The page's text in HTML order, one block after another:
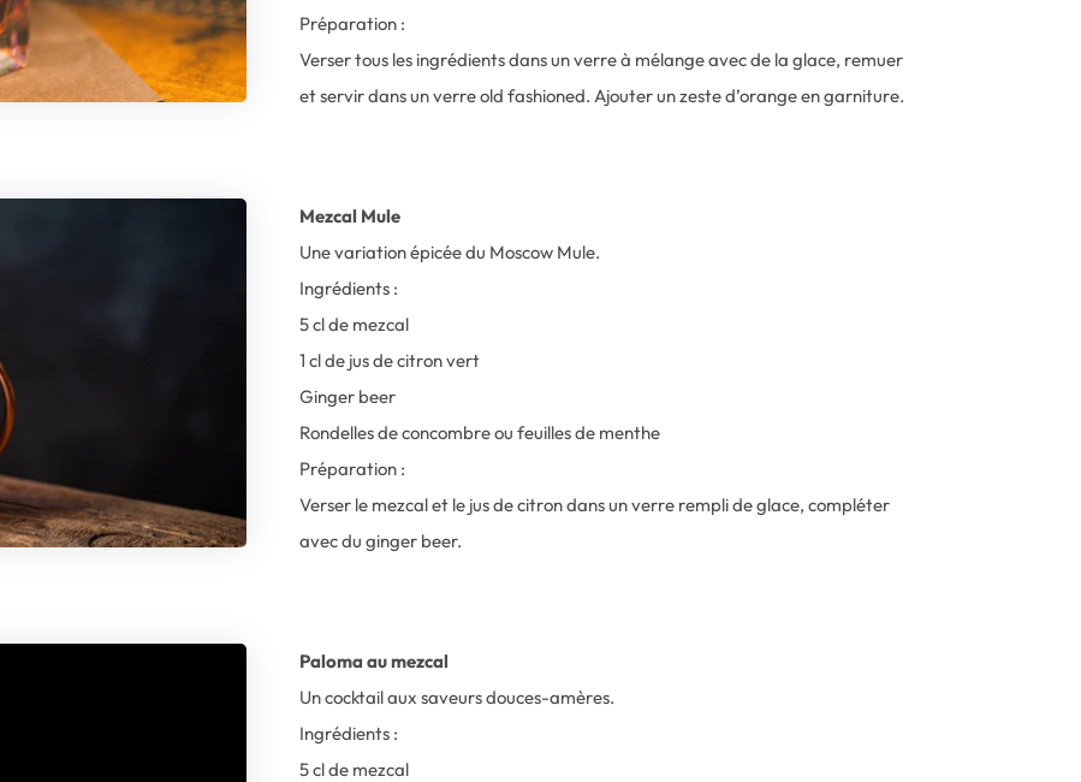
Préparation :
Verser tous les ingrédients dans un verre à mélange avec de la glace, remuer
et servir dans un verre old fashioned. Ajouter un zeste d’orange en garniture.
Mezcal Mule
Une variation épicée du Moscow Mule.
Ingrédients :
5 cl de mezcal
1 cl de jus de citron vert
Ginger beer
Rondelles de concombre ou feuilles de menthe
Préparation :
Verser le mezcal et le jus de citron dans un verre rempli de glace, compléter
avec du ginger beer.
Paloma au mezcal
Un cocktail aux saveurs douces-amères.
Ingrédients :
5 cl de mezcal